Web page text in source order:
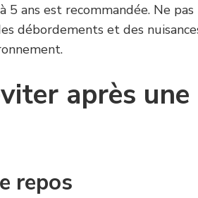
5 ans est recommandée. Ne
débordements et des
après une
repos